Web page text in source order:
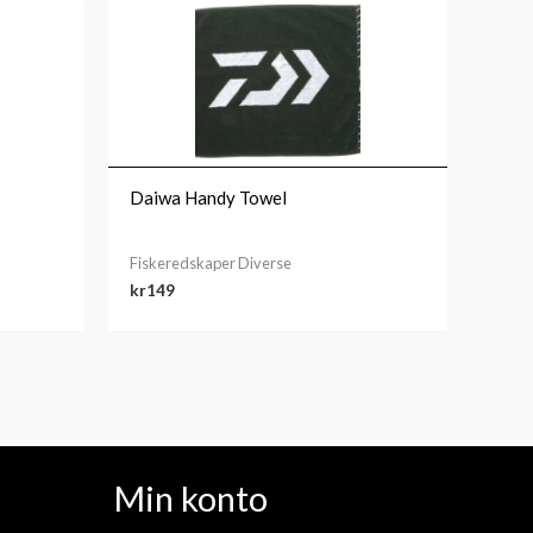
Daiwa Handy Towel
Fiskeredskaper Diverse
kr149
Min konto